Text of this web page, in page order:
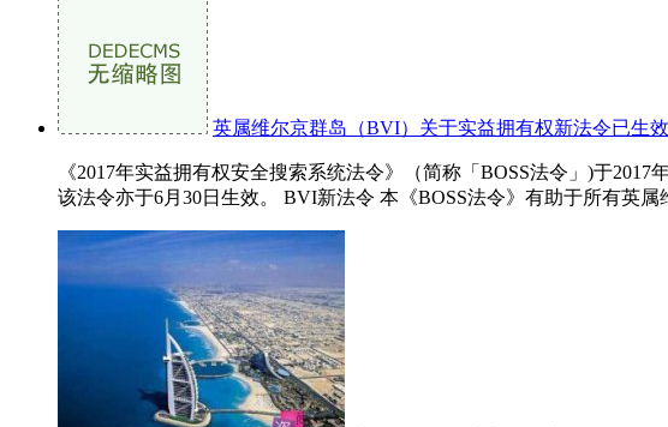
英属维尔京群岛（BVI）关于实益拥有权新法令已生
《2017年实益拥有权安全搜索系统法令》（简称「BOSS法令」)于
该法令亦于6月30日生效。 BVI新法令 本《BOSS法令》有助于所有英属